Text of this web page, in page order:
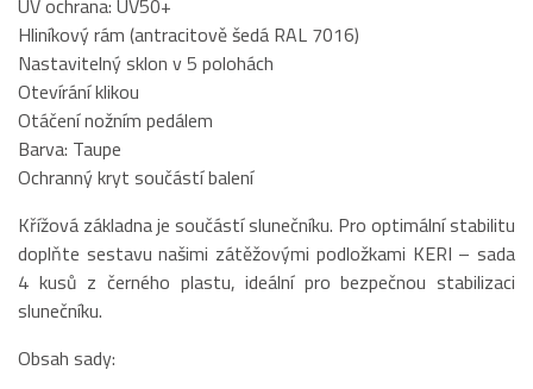
Hliníkový rám (antracitově šedá RAL 7016)
Nastavitelný sklon v 5 polohách
Otevírání klikou
Otáčení nožním pedálem
Barva: Taupe
Ochranný kryt součástí balení
Křížová základna je součástí slunečníku. Pro optimální stabilitu
doplňte sestavu našimi zátěžovými podložkami KERI – sada
4 kusů z černého plastu, ideální pro bezpečnou stabilizaci
slunečníku.
Obsah sady: